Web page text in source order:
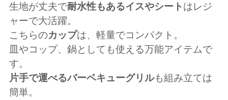
生地が丈夫で耐水性もあるイスやシートはレジ
ャーで大活躍。
こちらのカップは、軽量でコンパクト。
皿やコップ、鍋としても使える万能アイテムで
す。
片手で運べるバーベキューグリルも組み立ては
簡単。